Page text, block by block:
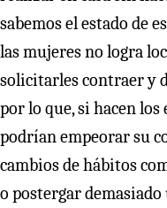
sabemos el estado de
las mujeres no logra
solicitarles contraer y
por lo que, si hacen
podrían empeorar su
cambios de hábitos
o postergar demasiado